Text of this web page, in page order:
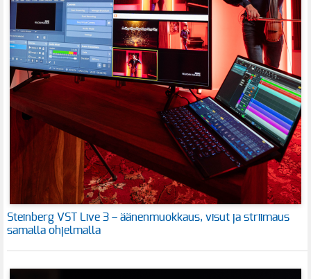
Steinberg VST Live 3 – äänenmuokkaus, visut ja striimaus
samalla ohjelmalla